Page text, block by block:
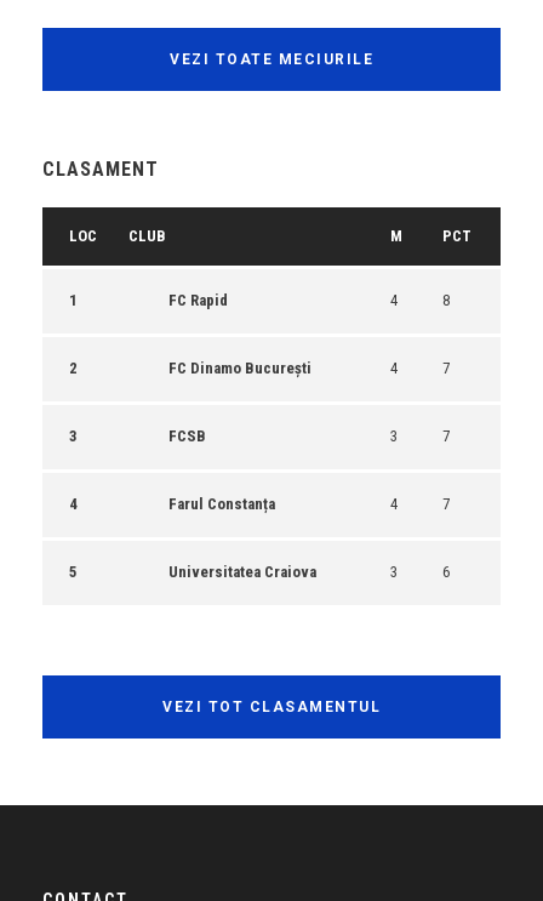
VEZI TOATE MECIURILE
CLASAMENT
LOC CLUB M PCT
1 FC Rapid 4 8
2 FC Dinamo București 4 7
3 FCSB 3 7
4 Farul Constanța 4 7
5 Universitatea Craiova 3 6
VEZI TOT CLASAMENTUL